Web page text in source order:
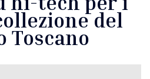
del
Toscano